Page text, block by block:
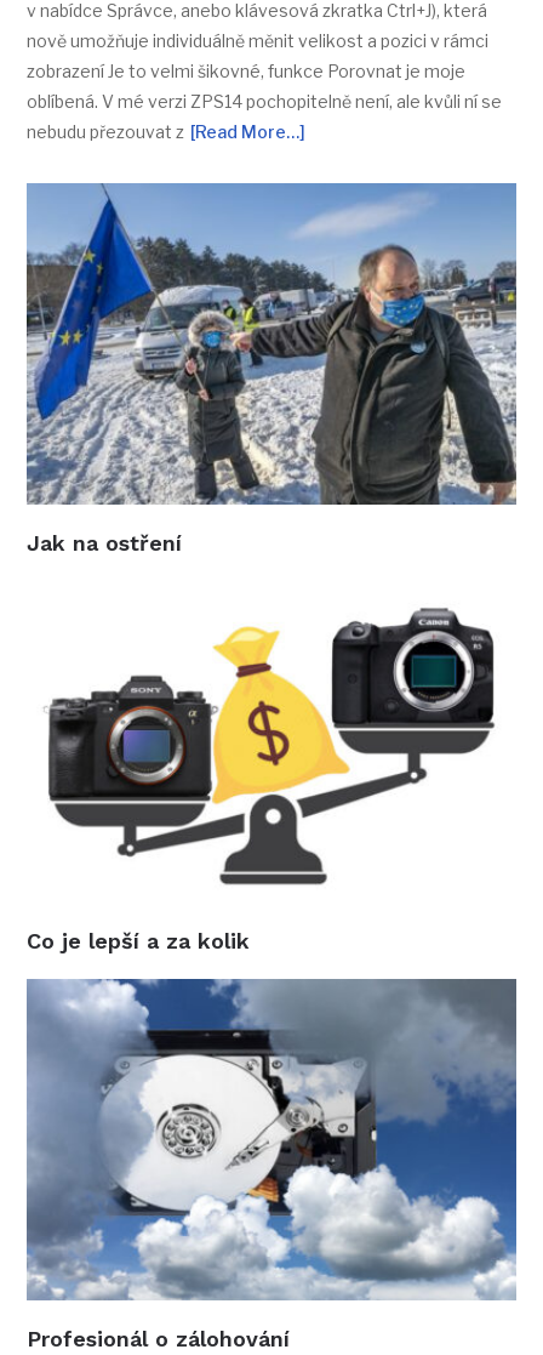
v nabídce Správce, anebo klávesová zkratka Ctrl+J), která
nově umožňuje individuálně měnit velikost a pozici v rámci
zobrazení Je to velmi šikovné, funkce Porovnat je moje
oblíbená. V mé verzi ZPS14 pochopitelně není, ale kvůli ní se
nebudu přezouvat z [Read More…]
Jak na ostření
Co je lepší a za kolik
Profesionál o zálohování